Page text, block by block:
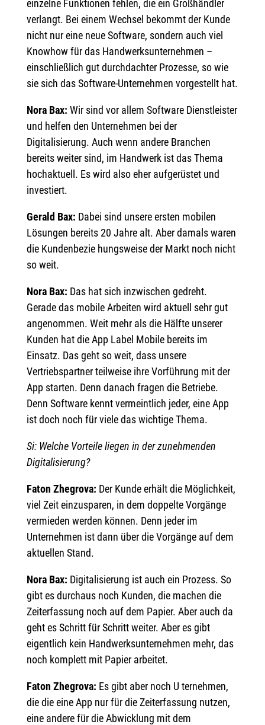
einzelne Funktionen fehlen, die ein Großhändler
verlangt. Bei einem Wechsel bekommt der Kunde
nicht nur eine neue Software, sondern auch viel
Knowhow für das Handwerksunternehmen –
einschließlich gut durchdachter Prozesse, so wie
sie sich das Software-Unternehmen vorgestellt hat.
Nora Bax: Wir sind vor allem Software Dienstleister
und helfen den Unternehmen bei der
Digitalisierung. Auch wenn andere Branchen
bereits weiter sind, im Handwerk ist das Thema
hochaktuell. Es wird also eher aufgerüstet und
investiert.
Gerald Bax: Dabei sind unsere ersten mobilen
Lösungen bereits 20 Jahre alt. Aber damals waren
die Kundenbezie hungsweise der Markt noch nicht
so weit.
Nora Bax: Das hat sich inzwischen gedreht.
Gerade das mobile Arbeiten wird aktuell sehr gut
angenommen. Weit mehr als die Hälfte unserer
Kunden hat die App Label Mobile bereits im
Einsatz. Das geht so weit, dass unsere
Vertriebspartner teilweise ihre Vorführung mit der
App starten. Denn danach fragen die Betriebe.
Denn Software kennt vermeintlich jeder, eine App
ist doch noch für viele das wichtige Thema.
Si: Welche Vorteile liegen in der zunehmenden
Digitalisierung?
Faton Zhegrova: Der Kunde erhält die Möglichkeit,
viel Zeit einzusparen, in dem doppelte Vorgänge
vermieden werden können. Denn jeder im
Unternehmen ist dann über die Vorgänge auf dem
aktuellen Stand.
Nora Bax: Digitalisierung ist auch ein Prozess. So
gibt es durchaus noch Kunden, die machen die
Zeiterfassung noch auf dem Papier. Aber auch da
geht es Schritt für Schritt weiter. Aber es gibt
eigentlich kein Handwerksunternehmen mehr, das
noch komplett mit Papier arbeitet.
Faton Zhegrova: Es gibt aber noch U ternehmen,
die die eine App nur für die Zeiterfassung nutzen,
eine andere für die Abwicklung mit dem